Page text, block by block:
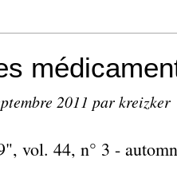
2011 par kreizker
vol. 44, n° 3 -